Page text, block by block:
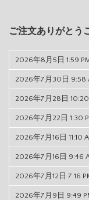
ご注文ありがとう
2026年8月5日 1:59
2026年7月30日 9:58
2026年7月28日 10:20
2026年7月22日 1:30
2026年7月16日 11:10
2026年7月16日 9:46
2026年7月12日 7:16
2026年7月9日 9:49